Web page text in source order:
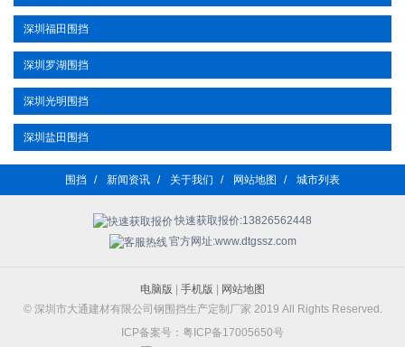
深圳福田围挡
深圳罗湖围挡
深圳光明围挡
深圳盐田围挡
围挡 / 新闻资讯 / 关于我们 / 网站地图 / 城市列表
快速获取报价:13826562448
官方网址:www.dtgssz.com
电脑版 手机版
网站地图
© 深圳市大通建材有限公司钢围挡生产定制厂家 2019 All Rights Reserved.
ICP备案号：粤ICP备17005650号